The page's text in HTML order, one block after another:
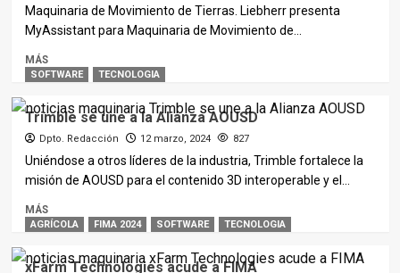
Maquinaria de Movimiento de Tierras. Liebherr presenta
MyAssistant para Maquinaria de Movimiento de...
MÁS
SOFTWARE TECNOLOGIA
Trimble se une a la Alianza AOUSD
Dpto. Redacción 12 marzo, 2024 827
Uniéndose a otros líderes de la industria, Trimble fortalece la
misión de AOUSD para el contenido 3D interoperable y el...
MÁS
AGRÍCOLA FIMA 2024 SOFTWARE TECNOLOGIA
xFarm Technologies acude a FIMA